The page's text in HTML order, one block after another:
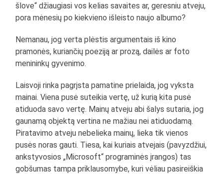
šlove“ džiaugiasi vos kelias savaites ar, geresniu atveju,
pora mėnesių po kiekvieno išleisto naujo albumo?
Nemanau, jog verta plėstis argumentais iš kino
pramonės, kuriančių poeziją ar prozą, dailės ar foto
menininkų gyvenimo.
Laisvoji rinka pagrįsta pamatine prielaida, jog vyksta
mainai. Viena pusė suteikia vertę, už kurią kita pusė
atiduoda savo vertę. Mainų atveju abi šalys sutaria, jog
gaunamą objektą vertina ne mažiau nei atiduodamą.
Piratavimo atveju nebelieka mainų, lieka tik vienos
pusės noras gauti. Tiesa, kai kuriais atvejais (pavyzdžiui,
ankstyvosios „Microsoft“ programinės įrangos) tas
gobšumas tampa priklausomybe, kuri vėliau pasireiškia